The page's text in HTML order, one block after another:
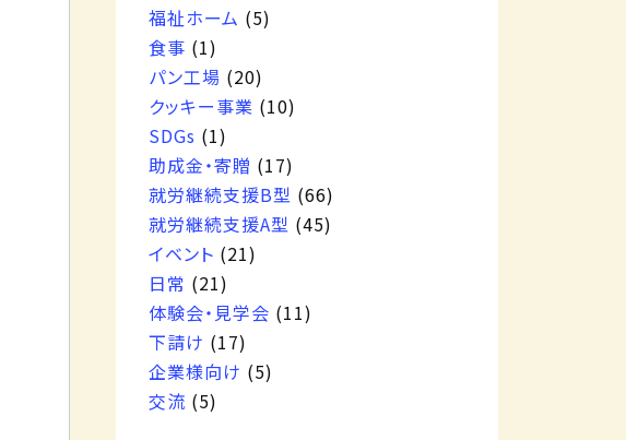
福祉ホーム (5)
食事 (1)
パン工場 (20)
クッキー事業 (10)
SDGs (1)
助成金・寄贈 (17)
就労継続支援B型 (66)
就労継続支援A型 (45)
イベント (21)
日常 (21)
体験会・見学会 (11)
下請け (17)
企業様向け (5)
交流 (5)